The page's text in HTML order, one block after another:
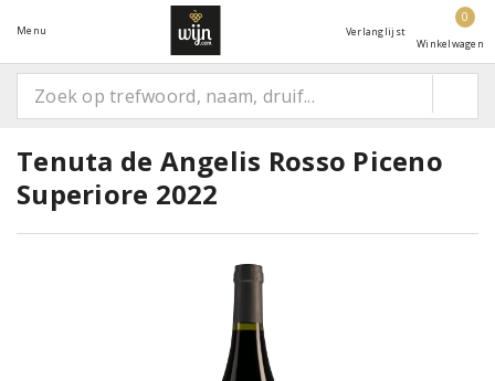
Menu Verlanglijst
0
Winkelwagen
Tenuta de Angelis Rosso Piceno
Superiore 2022